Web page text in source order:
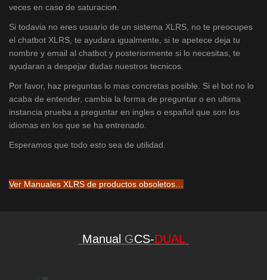
veces en caso de saturacion.
Si todavia no eres usuario de un sistema XLRS, no te preocupes
el chatbot XLRS, te ayudara igualmente, si te apetece deja tu
nombre y email al chatbot y posteriormente si lo necesitas, te
ayudaran a despejar dudas nuestros tecnicos.
Por favor, haz preguntas lo mas concretas posible. Si el bot no lo
acaba de entender, cambia la forma de preguntar o en ultima
instancia prueba a preguntar en ingles o español que son los
idiomas en los que se ha entrenado.
Esperamos que todo esto sea de utilidad.
Ver Manuales XLRS de productos obsoletos…
Manual GCS-DUAL